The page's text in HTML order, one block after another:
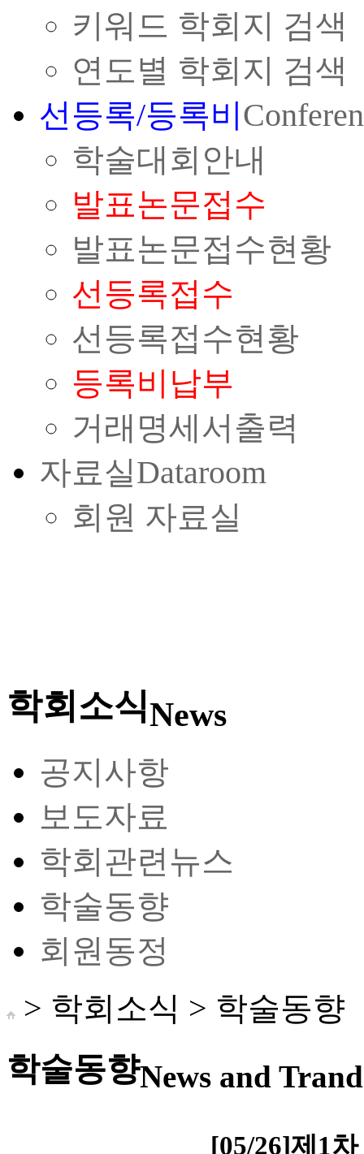
키워드 학회지 검색
연도별 학회지 검색
선등록/등록비
학술대회안내
발표논문접수
발표논문접수현황
선등록접수
선등록접수현황
등록비납부
거래명세서출력
자료실Dataroom
회원 자료실
학회소식News
공지사항
보도자료
학회관련뉴스
학술동향
회원동정
> 학회소식 > 학술동향
학술동향News and
[05/26]제1